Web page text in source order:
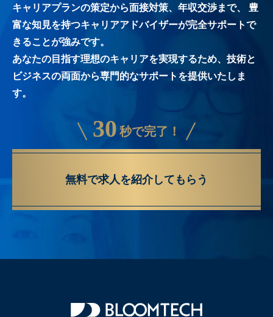
キャリアプランの策定から面接対策、年収交渉まで、
豊
富な知見を持つキャリアアドバイザーが完全サポートで
きることが強みです。
あなたの目指す理想のキャリアを実現するため、技術と
ビジネスの両面から専門的なサポートを提供いたしま
す。
30 秒で完了！
無料で求人を紹介してもらう